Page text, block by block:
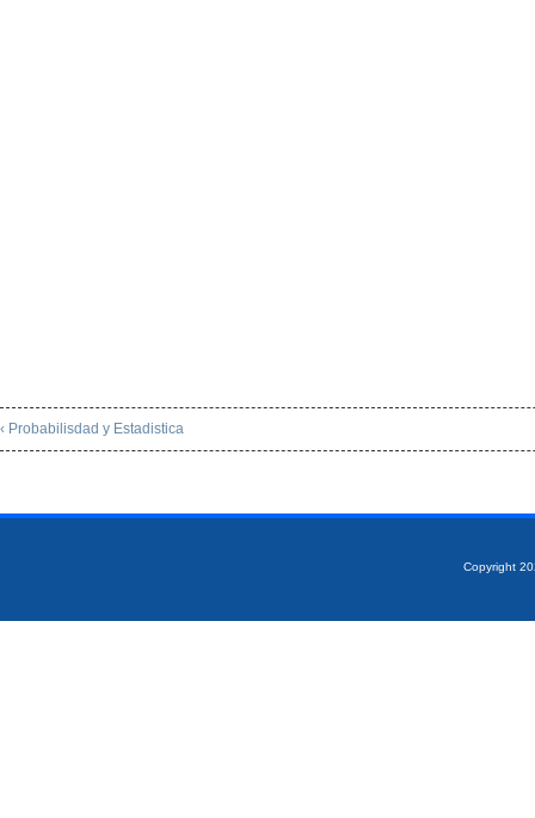
‹ Probabilisdad y Estadistica
Copyright